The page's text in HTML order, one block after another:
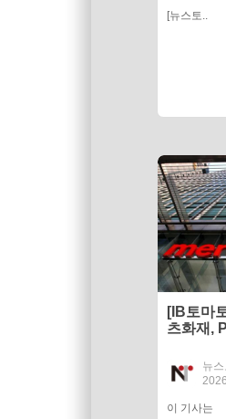
[뉴스토..
[IB토마
츠화재,
뉴
이 기사는